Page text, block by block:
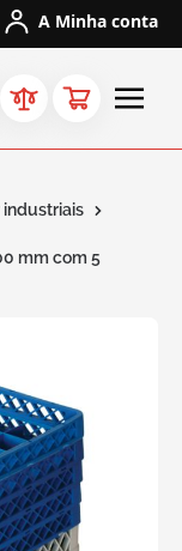
A Minha conta
industriais
mm com 5